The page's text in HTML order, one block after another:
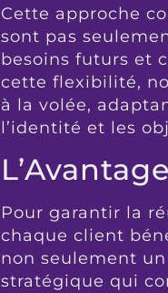
Cette approche
sont pas
besoins futurs et
cette flexibilité,
à la volée,
l’identité et les
Pour garantir la
chaque client
non seulement
stratégique qui